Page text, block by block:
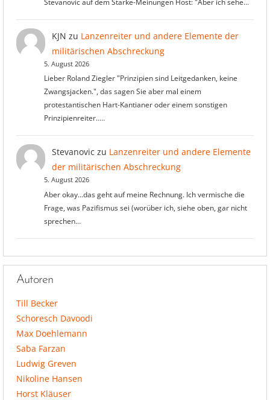
KJN zu Lanzenreiter und andere Elemente der
militärischen Abschreckung
5. August 2026
Lieber Roland Ziegler "Prinzipien sind Leitgedanken, keine
Zwangsjacken.", das sagen Sie aber mal einem
protestantischen Hart-Kantianer oder einem sonstigen
Prinzipienreiter..…
Stevanovic zu Lanzenreiter und andere Elemente
der militärischen Abschreckung
5. August 2026
Aber okay...das geht auf meine Rechnung. Ich vermische die
Frage, was Pazifismus sei (worüber ich, siehe oben, gar nicht
sprechen…
Autoren
Till Becker
Schoresch Davoodi
Max Doehlemann
Saba Farzan
Ludwig Greven
Nikoline Hansen
Horst Kläuser